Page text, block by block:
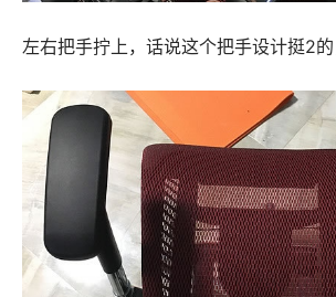
左右把手拧上，话说这个把手设计挺2